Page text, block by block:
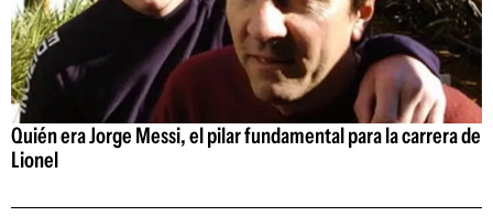
Quién era Jorge Messi, el pilar fundamental para la carrera de
Lionel